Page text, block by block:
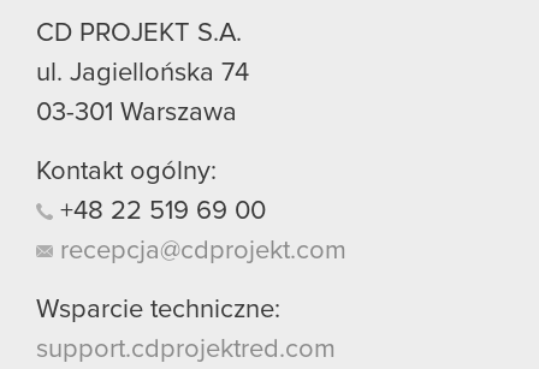
CD PROJEKT S.A.
ul. Jagiellońska 74
03-301 Warszawa
Kontakt ogólny:
+48 22 519 69 00
recepcja@cdprojekt.com
Wsparcie techniczne:
support.cdprojektred.com